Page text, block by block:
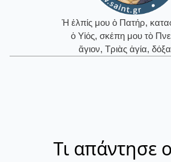
Ἡ ἐλπίς μου ὁ Πατήρ,
ὁ Υἱός, σκέπη μου τὸ
ἅγιον, Τριὰς ἁγία,
Τι απάντησε